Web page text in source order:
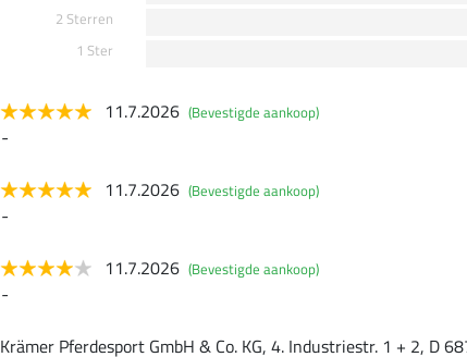
2 Sterren
1 Ster
11.7.2026 (Bevestigde aankoop)
-
11.7.2026 (Bevestigde aankoop)
-
11.7.2026 (Bevestigde aankoop)
-
Krämer Pferdesport GmbH & Co. KG, 4. Industriestr. 1 + 2, D